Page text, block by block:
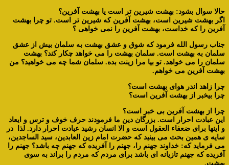
حالا سوال بشود: بهشت شیرین تر است یا بهشت آفرین؟
اگر بهشت شیرین است، بهشت آفرین که شیرین تر است. تو چرا بهشت
آفرین را که خداست، بهشت آفرین را نمی خواهی ؟
جناب رسول الله فرمود که شوق و عشق بهشت به سلمان بیش از عشق
سلمان به بهشت است. سلمان بهشت را می خواهد چکار کند؟ بهشت
سلمان را می خواهد. تو بیا مرا زینت بده. سلمان شما چه می خواهید؟ من
بهشت آفرین می خواهم.
چرا زاهد اندر هوای بهشت است؟
چرا بیخبر از بهشت آفرین است؟
چرا از بهشت آفرین بی خبر است؟
این عبادت احرار است. بزرگان دین ما فرمودند حرف خوف و ترس و ایعاد
و اینها برای ضعفاء العقول است و الا انسان رشید عبادت احرار دارد. لذا در
سایه ی همین بحث می بینید که حضرت امام زین العابدین، سید الساجدین،
می فرماید که: خداوند جهنم را، جهنم را آفریده که جهنم چه باشد؟ جهنم را
آفریده که جهنم تازیانه ای باشد برای مردم که مردم را براند به سوی
بهشت.